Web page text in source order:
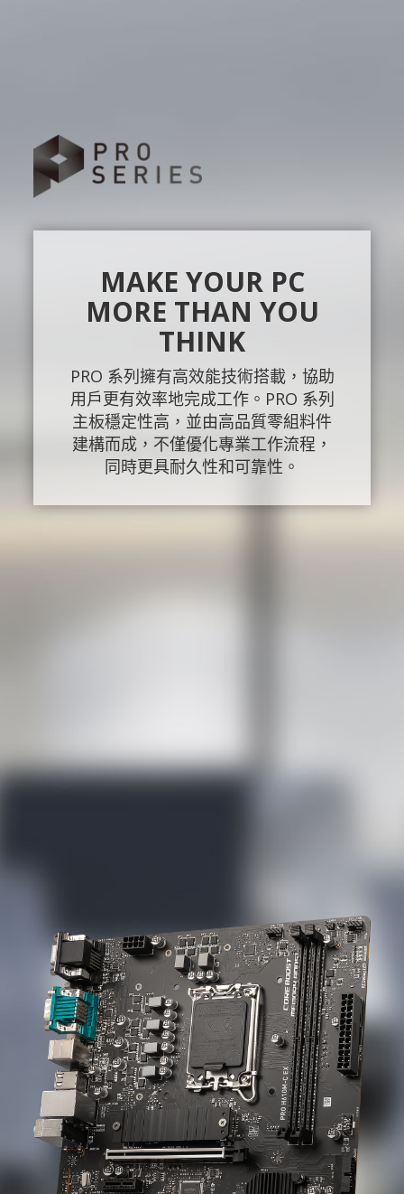
MAKE YOUR PC
MORE THAN YOU
THINK
PRO 系列擁有高效能技術搭載，協助
用戶更有效率地完成工作。PRO 系列
主板穩定性高，並由高品質零組料件
建構而成，不僅優化專業工作流程，
同時更具耐久性和可靠性。